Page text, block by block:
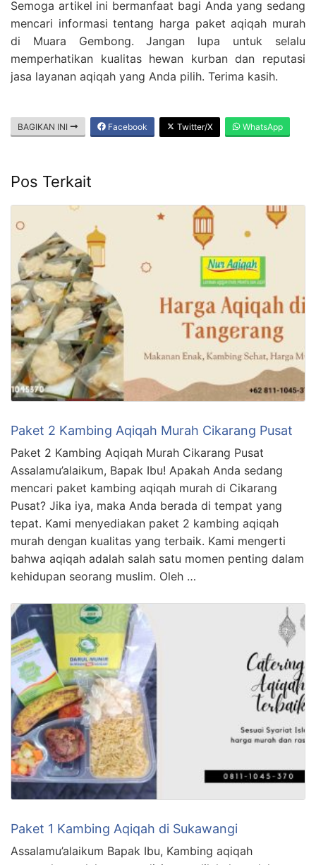
Semoga artikel ini bermanfaat bagi Anda yang sedang
mencari informasi tentang harga paket aqiqah murah
di Muara Gembong. Jangan lupa untuk selalu
memperhatikan kualitas hewan kurban dan reputasi
jasa layanan aqiqah yang Anda pilih. Terima kasih.
BAGIKAN INI Facebook Twitter/X WhatsApp
Pos Terkait
Paket 2 Kambing Aqiqah Murah Cikarang Pusat
Paket 2 Kambing Aqiqah Murah Cikarang Pusat
Assalamu’alaikum, Bapak Ibu! Apakah Anda sedang
mencari paket kambing aqiqah murah di Cikarang
Pusat? Jika iya, maka Anda berada di tempat yang
tepat. Kami menyediakan paket 2 kambing aqiqah
murah dengan kualitas yang terbaik. Kami mengerti
bahwa aqiqah adalah salah satu momen penting dalam
kehidupan seorang muslim. Oleh …
Paket 1 Kambing Aqiqah di Sukawangi
Assalamu’alaikum Bapak Ibu, Kambing aqiqah